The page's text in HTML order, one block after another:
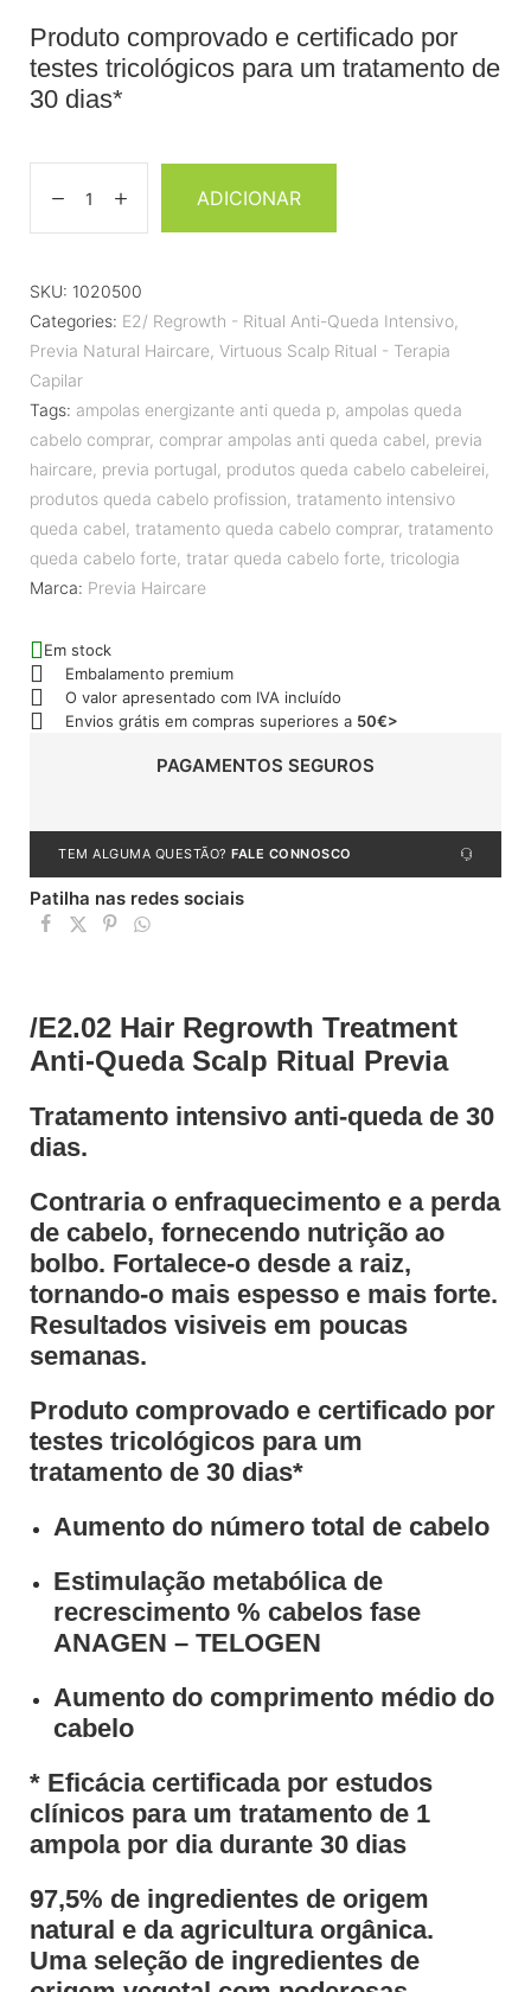
Produto comprovado e certificado por
testes tricológicos para um tratamento de
30 dias*
ADICIONAR
SKU: 1020500
Categories: E2/ Regrowth - Ritual Anti-Queda Intensivo,
Previa Natural Haircare, Virtuous Scalp Ritual - Terapia
Capilar
Tags: ampolas energizante anti queda p, ampolas queda
cabelo comprar, comprar ampolas anti queda cabel, previa
haircare, previa portugal, produtos queda cabelo cabeleirei,
produtos queda cabelo profission, tratamento intensivo
queda cabel, tratamento queda cabelo comprar, tratamento
queda cabelo forte, tratar queda cabelo forte, tricologia
Marca: Previa Haircare
Em stock
Embalamento premium
O valor apresentado com IVA incluído
Envios grátis em compras superiores a 50€>
PAGAMENTOS SEGUROS
TEM ALGUMA QUESTÃO? FALE CONNOSCO
Patilha nas redes sociais
/E2.02 Hair Regrowth Treatment
Anti-Queda Scalp Ritual Previa
Tratamento intensivo anti-queda de 30
dias.
Contraria o enfraquecimento e a perda
de cabelo, fornecendo nutrição ao
bolbo. Fortalece-o desde a raiz,
tornando-o mais espesso e mais forte.
Resultados visiveis em poucas
semanas.
Produto comprovado e certificado por
testes tricológicos para um
tratamento de 30 dias*
Aumento do número total de cabelo
Estimulação metabólica de
recrescimento % cabelos fase
ANAGEN – TELOGEN
Aumento do comprimento médio do
cabelo
* Eficácia certificada por estudos
clínicos para um tratamento de 1
ampola por dia durante 30 dias
97,5% de ingredientes de origem
natural e da agricultura orgânica.
Uma seleção de ingredientes de